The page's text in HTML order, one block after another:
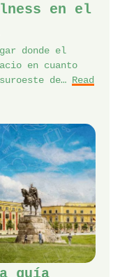
en el
donde el
en cuanto
de… Read